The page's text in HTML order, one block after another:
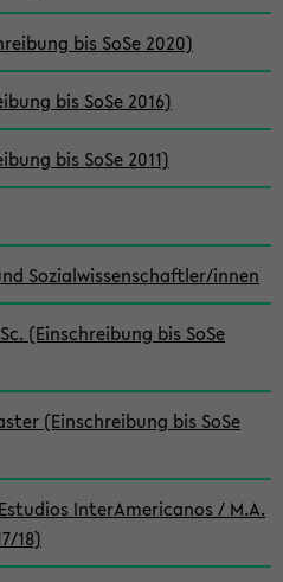
bis SoSe 2020)
bis SoSe 2016)
bis SoSe 2011)
Sozialwissenschaftler/innen
(Einschreibung bis SoSe
(Einschreibung bis SoSe
InterAmericanos / M.A.
18)